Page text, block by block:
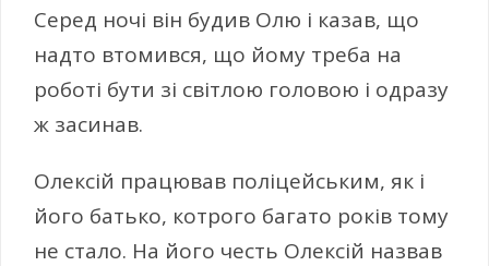
Серед ночі він будив Олю і казав, що
надто втомився, що йому треба на
роботі бути зі світлою головою і одразу
ж засинав.
Олексій працював поліцейським, як і
його батько, котрого багато років тому
не стало. На його честь Олексій назвав